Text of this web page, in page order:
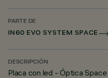
PARTE DE
IN60 EVO SYSTEM SPACE
DESCRIPCIÓN
Placa con led - Óptica